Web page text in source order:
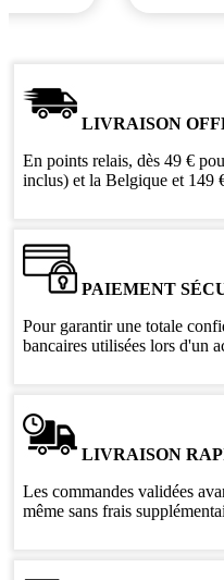
LIVRAISON
En points relais, dès 49 €
inclus) et la Belgique et 149
PAIEMENT
Pour garantir une totale
bancaires utilisées lors d'un
LIVRAISON
Les commandes validées
même sans frais